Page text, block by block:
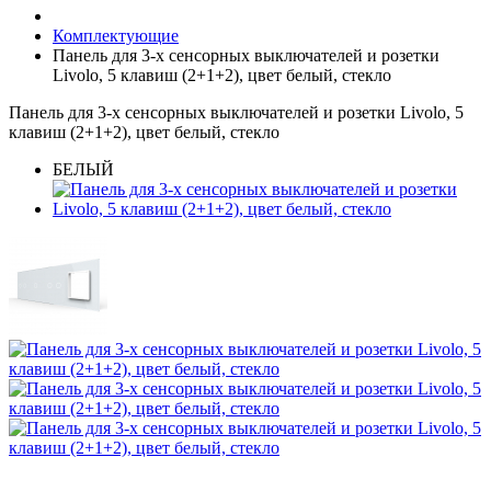
Комплектующие
Панель для 3-х сенсорных выключателей и розетки
Livolo, 5 клавиш (2+1+2), цвет белый, стекло
Панель для 3-х сенсорных выключателей и розетки Livolo, 5
клавиш (2+1+2), цвет белый, стекло
БЕЛЫЙ